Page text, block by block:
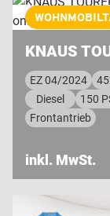
Highend
KNAUS
EZ 04/2024
Diesel
150
Frontantrieb
inkl. MwSt.